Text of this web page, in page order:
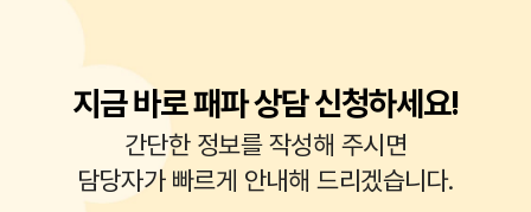
지금 바로 패파 상담 신청하세요!
간단한 정보를 작성해 주시면
담당자가 빠르게 안내해 드리겠습니다.